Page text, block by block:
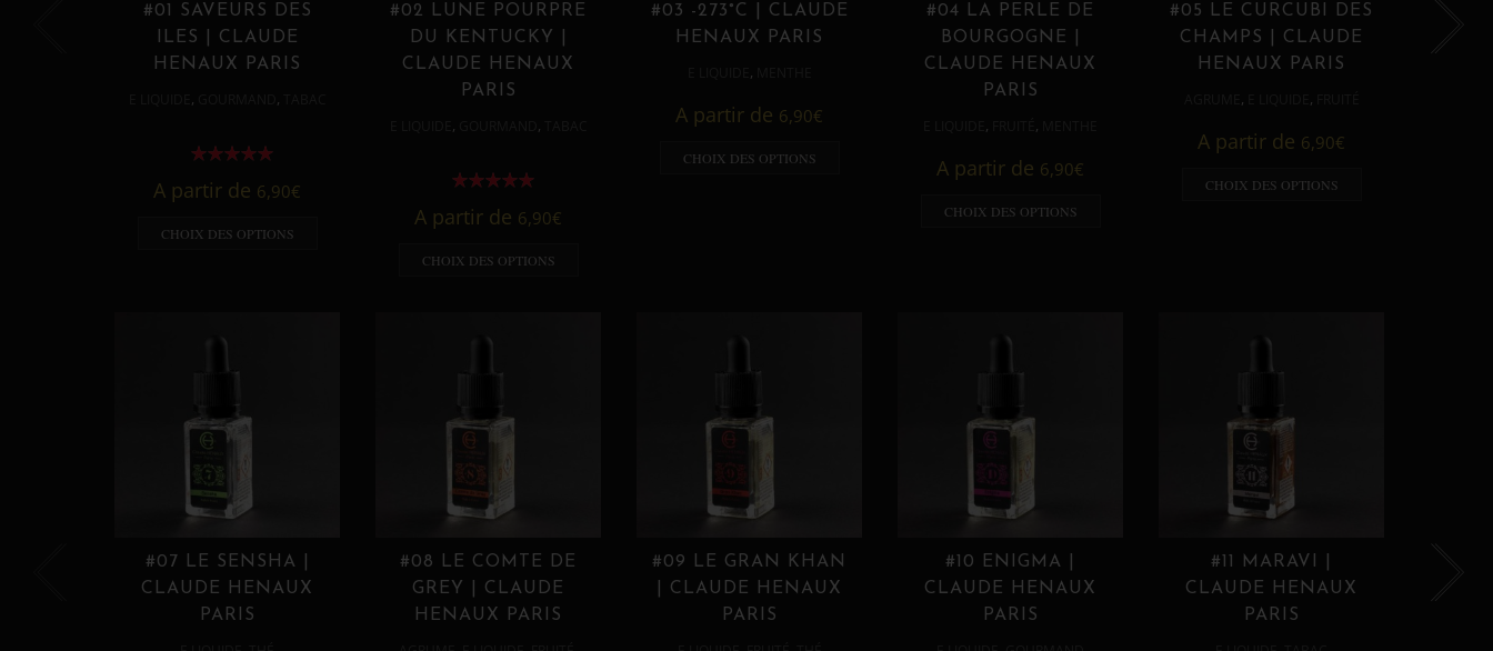
#01 SAVEURS DES
ILES | CLAUDE
HENAUX PARIS
, ,
A partir de 6,90€
CHOIX DES OPTIONS
#02 LUNE POURPRE
DU KENTUCKY |
CLAUDE HENAUX
PARIS
, ,
A partir de 6,90€
CHOIX DES OPTIONS
#03 -273°C | CLAUDE
HENAUX PARIS
,
A partir de 6,90€
CHOIX DES OPTIONS
#04 LA PERLE DE
BOURGOGNE |
CLAUDE HENAUX
PARIS
, ,
A partir de 6,90€
CHOIX DES OPTIONS
#05 LE CURCUBI DES
CHAMPS | CLAUDE
HENAUX PARIS
, ,
A partir de 6,90€
CHOIX DES OPTIONS
#07 LE SENSHA |
CLAUDE HENAUX
PARIS
#08 LE COMTE DE
GREY | CLAUDE
HENAUX PARIS
#09 LE GRAN KHAN
| CLAUDE HENAUX
PARIS
#10 ENIGMA |
CLAUDE HENAUX
PARIS
#11 MARAVI |
CLAUDE HENAUX
PARIS